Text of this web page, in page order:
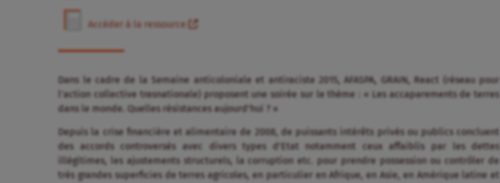
Accéder à la ressource
Dans le cadre de la Semaine anticoloniale et antiraciste 2015, AFASPA, GRAIN, React (réseau pour
l’action collective trasnationale) proposent une soirée sur le thème : « Les accaparements de terres
dans le monde. Quelles résistances aujourd’hui ? »
Depuis la crise financière et alimentaire de 2008, de puissants intérêts privés ou publics concluent
des accords controversés avec divers types d’Etat notamment ceux affaiblis par les dettes
illégitimes, les ajustements structurels, la corruption etc. pour prendre possession ou contrôler de
très grandes superficies de terres agricoles, en particulier en Afrique, en Asie, en Amérique latine et